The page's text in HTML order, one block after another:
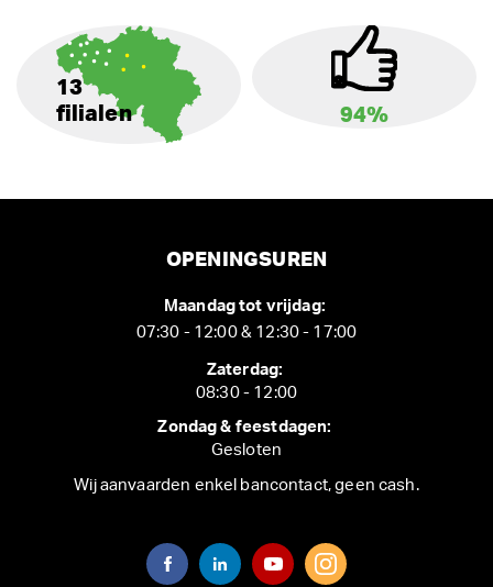
13
filialen
94%
OPENINGSUREN
Maandag tot vrijdag:
07:30 - 12:00 & 12:30 - 17:00
Zaterdag:
08:30 - 12:00
Zondag & feestdagen:
Gesloten
Wij aanvaarden enkel bancontact, geen cash.